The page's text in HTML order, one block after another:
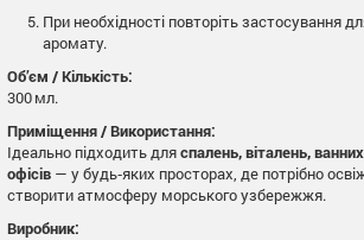
При необхідності повторіть застосування
аромату.
Об’єм / Кількість:
300 мл.
Приміщення / Використання:
Ідеально підходить дляспалень, віталень,
офісів — у будь‑яких просторах, де потрібно
створити атмосферу морського узбережжя.
Виробник: